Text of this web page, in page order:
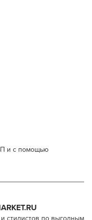
и с помощью
стилистов по выгодным
UC
и другим